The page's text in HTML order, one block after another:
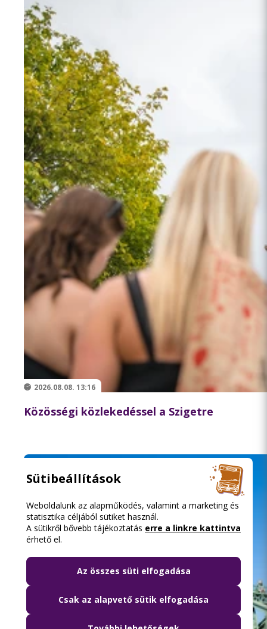
2026.08.08. 13:16
Közösségi közlekedéssel a Szigetre
Sütibeállítások
Weboldalunk az alapműködés, valamint a marketing és
statisztika céljából sütiket használ.
A sütikről bővebb tájékoztatás erre a linkre kattintva
érhető el.
Az összes süti elfogadása
Csak az alapvető sütik elfogadása